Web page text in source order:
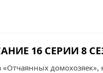
16 СЕРИИ 8
«Отчаянных домохозяек»,